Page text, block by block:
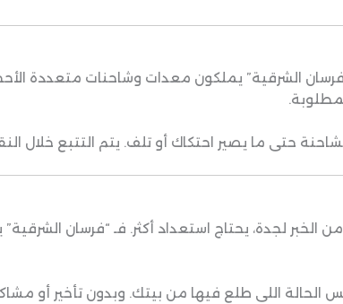
الشرقية” يملكون معدات وشاحنات متعددة
حتى ما يصير احتكاك أو تلف. يتم التتبع خلال
الخبر لجدة، يحتاج استعداد أكثر. فـ “فرسان
الحالة اللي طلع فيها من بيتك. وبدون تأخير أو